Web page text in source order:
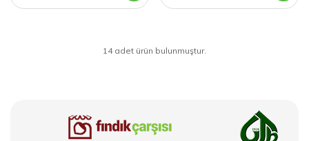
14 adet ürün bulunmuştur.